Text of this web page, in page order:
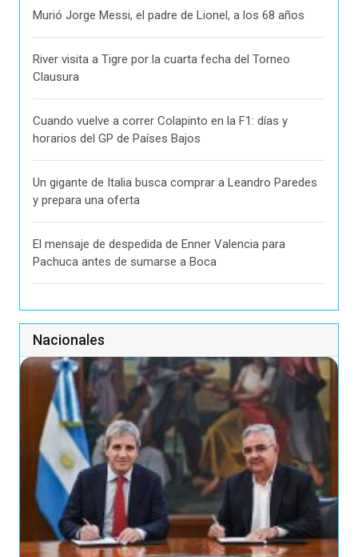
Murió Jorge Messi, el padre de Lionel, a los 68 años
River visita a Tigre por la cuarta fecha del Torneo
Clausura
Cuando vuelve a correr Colapinto en la F1: días y
horarios del GP de Países Bajos
Un gigante de Italia busca comprar a Leandro Paredes
y prepara una oferta
El mensaje de despedida de Enner Valencia para
Pachuca antes de sumarse a Boca
Nacionales